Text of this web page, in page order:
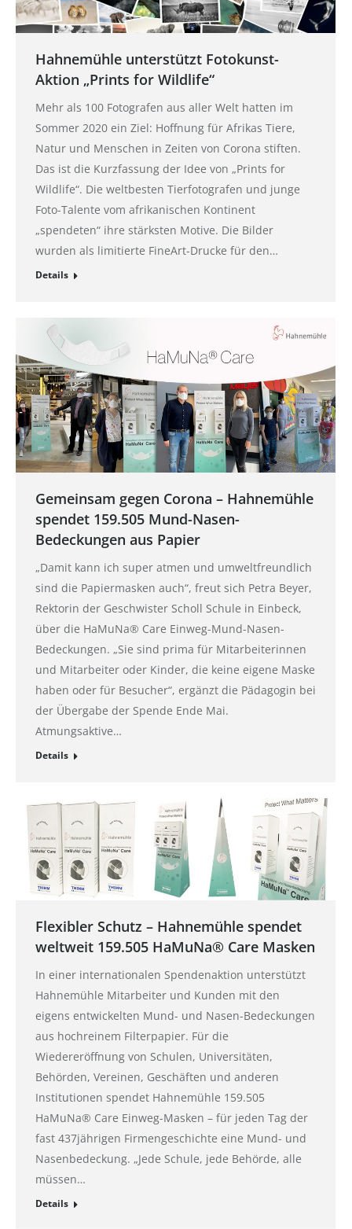
Hahnemühle unterstützt Fotokunst-
Aktion „Prints for Wildlife“
Mehr als 100 Fotografen aus aller Welt hatten im
Sommer 2020 ein Ziel: Hoffnung für Afrikas Tiere,
Natur und Menschen in Zeiten von Corona stiften.
Das ist die Kurzfassung der Idee von „Prints for
Wildlife“. Die weltbesten Tierfotografen und junge
Foto-Talente vom afrikanischen Kontinent
„spendeten“ ihre stärksten Motive. Die Bilder
wurden als limitierte FineArt-Drucke für den…
Details
Gemeinsam gegen Corona – Hahnemühle
spendet 159.505 Mund-Nasen-
Bedeckungen aus Papier
„Damit kann ich super atmen und umweltfreundlich
sind die Papiermasken auch“, freut sich Petra Beyer,
Rektorin der Geschwister Scholl Schule in Einbeck,
über die HaMuNa® Care Einweg-Mund-Nasen-
Bedeckungen. „Sie sind prima für Mitarbeiterinnen
und Mitarbeiter oder Kinder, die keine eigene Maske
haben oder für Besucher“, ergänzt die Pädagogin bei
der Übergabe der Spende Ende Mai.
Atmungsaktive…
Details
Flexibler Schutz – Hahnemühle spendet
weltweit 159.505‬ HaMuNa® Care Masken
In einer internationalen Spendenaktion unterstützt
Hahnemühle Mitarbeiter und Kunden mit den
eigens entwickelten Mund- und Nasen-Bedeckungen
aus hochreinem Filterpapier. Für die
Wiedereröffnung von Schulen, Universitäten,
Behörden, Vereinen, Geschäften und anderen
Institutionen spendet Hahnemühle 159.505
HaMuNa® Care Einweg-Masken – für jeden Tag der
fast 437jährigen Firmengeschichte eine Mund- und
Nasenbedeckung. „Jede Schule, jede Behörde, alle
müssen…
Details